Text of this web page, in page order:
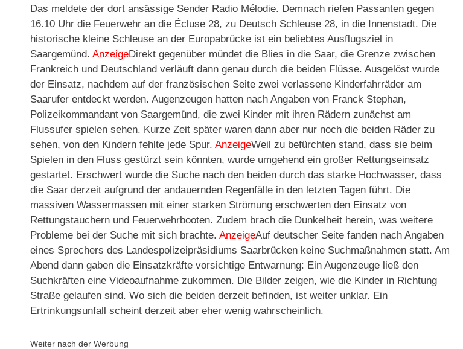
Das meldete der dort ansässige Sender Radio Mélodie. Demnach riefen Passanten gegen
16.10 Uhr die Feuerwehr an die Écluse 28, zu Deutsch Schleuse 28, in die Innenstadt. Die
historische kleine Schleuse an der Europabrücke ist ein beliebtes Ausflugsziel in
Saargemünd. AnzeigeDirekt gegenüber mündet die Blies in die Saar, die Grenze zwischen
Frankreich und Deutschland verläuft dann genau durch die beiden Flüsse. Ausgelöst wurde
der Einsatz, nachdem auf der französischen Seite zwei verlassene Kinderfahrräder am
Saarufer entdeckt werden. Augenzeugen hatten nach Angaben von Franck Stephan,
Polizeikommandant von Saargemünd, die zwei Kinder mit ihren Rädern zunächst am
Flussufer spielen sehen. Kurze Zeit später waren dann aber nur noch die beiden Räder zu
sehen, von den Kindern fehlte jede Spur. AnzeigeWeil zu befürchten stand, dass sie beim
Spielen in den Fluss gestürzt sein könnten, wurde umgehend ein großer Rettungseinsatz
gestartet. Erschwert wurde die Suche nach den beiden durch das starke Hochwasser, dass
die Saar derzeit aufgrund der andauernden Regenfälle in den letzten Tagen führt. Die
massiven Wassermassen mit einer starken Strömung erschwerten den Einsatz von
Rettungstauchern und Feuerwehrbooten. Zudem brach die Dunkelheit herein, was weitere
Probleme bei der Suche mit sich brachte. AnzeigeAuf deutscher Seite fanden nach Angaben
eines Sprechers des Landespolizeipräsidiums Saarbrücken keine Suchmaßnahmen statt. Am
Abend dann gaben die Einsatzkräfte vorsichtige Entwarnung: Ein Augenzeuge ließ den
Suchkräften eine Videoaufnahme zukommen. Die Bilder zeigen, wie die Kinder in Richtung
Straße gelaufen sind. Wo sich die beiden derzeit befinden, ist weiter unklar. Ein
Ertrinkungsunfall scheint derzeit aber eher wenig wahrscheinlich.
Weiter nach der Werbung